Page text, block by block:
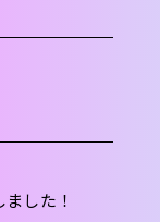
した！